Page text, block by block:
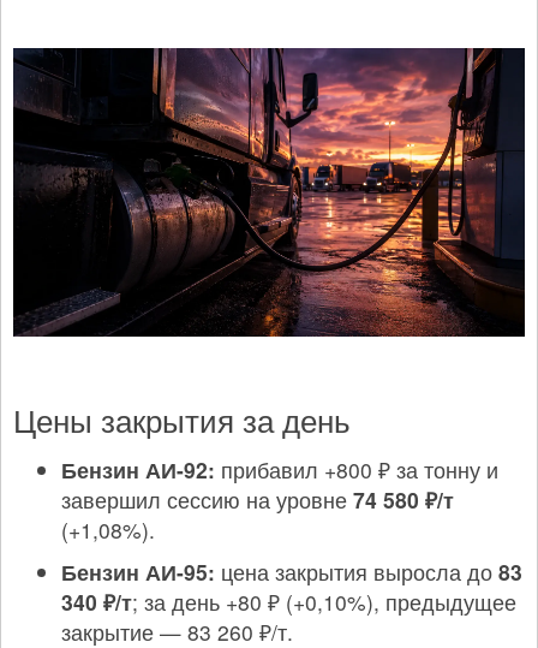
Цены закрытия за день
Бензин АИ-92: прибавил +800 ₽ за тонну и
завершил сессию на уровне 74 580 ₽/т
(+1,08%).
Бензин АИ-95: цена закрытия выросла до 83
340 ₽/т; за день +80 ₽ (+0,10%), предыдущее
закрытие — 83 260 ₽/т.